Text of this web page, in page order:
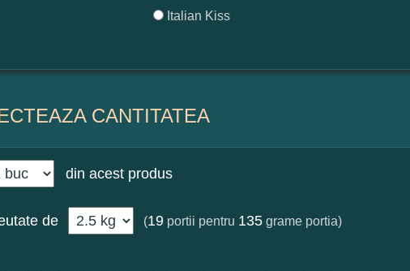
Italian Kiss
CANTITATEA
din acest produs
de (19 portii pentru 135 grame portia)